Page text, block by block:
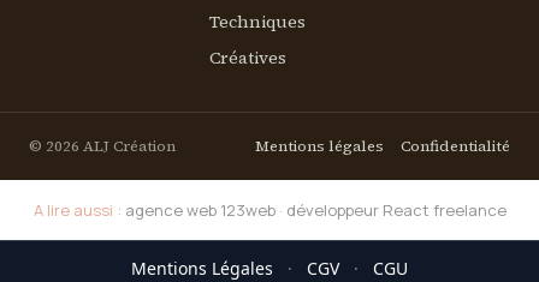
Techniques
Créatives
© 2026 ALJ Création Mentions légales Confidentialité
A lire aussi : agence web 123web· développeur React freelance
Mentions Légales · CGV · CGU